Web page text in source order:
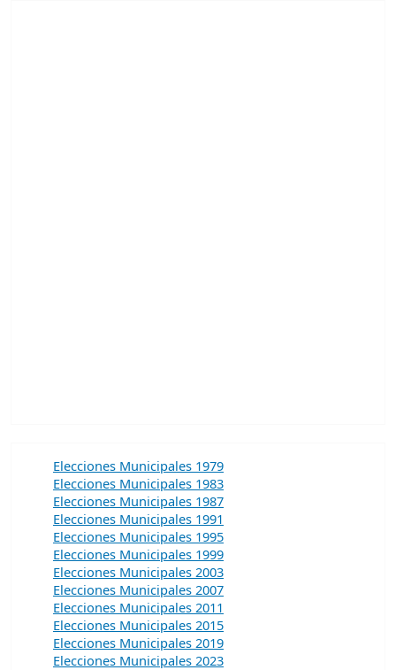
Elecciones Municipales 1979
Elecciones Municipales 1983
Elecciones Municipales 1987
Elecciones Municipales 1991
Elecciones Municipales 1995
Elecciones Municipales 1999
Elecciones Municipales 2003
Elecciones Municipales 2007
Elecciones Municipales 2011
Elecciones Municipales 2015
Elecciones Municipales 2019
Elecciones Municipales 2023